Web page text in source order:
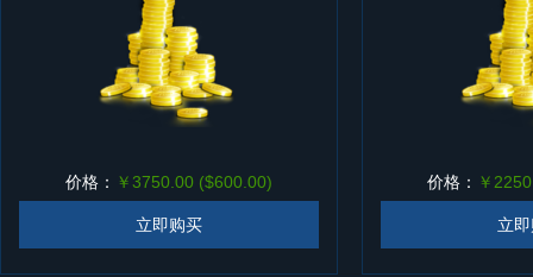
价格： ￥3750.00 ($600.00)
立即购买
价格： ￥
立